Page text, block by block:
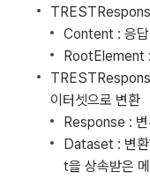
Content : 응
RootElement
이터셋으로 변환
Response : 변
Dataset : 변
t을 상속받은